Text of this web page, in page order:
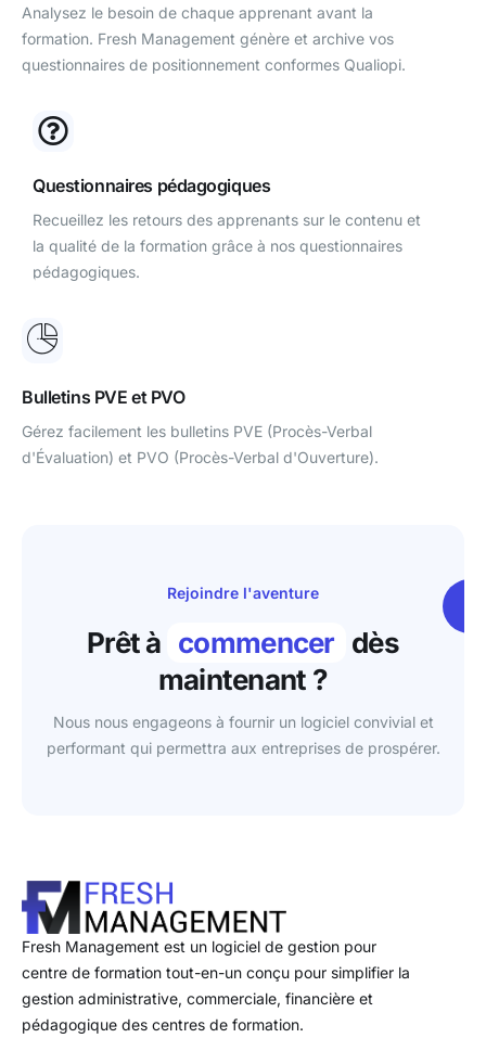
Analysez le besoin de chaque apprenant avant la
formation. Fresh Management génère et archive vos
questionnaires de positionnement conformes Qualiopi.
Questionnaires pédagogiques
Recueillez les retours des apprenants sur le contenu et
la qualité de la formation grâce à nos questionnaires
pédagogiques.
Bulletins PVE et PVO
Gérez facilement les bulletins PVE (Procès-Verbal
d'Évaluation) et PVO (Procès-Verbal d'Ouverture).
Rejoindre l'aventure
Prêt à commencer dès
maintenant ?
Nous nous engageons à fournir un logiciel convivial et
performant qui permettra aux entreprises de prospérer.
Fresh Management est un logiciel de gestion pour
centre de formation tout-en-un conçu pour simplifier la
gestion administrative, commerciale, financière et
pédagogique des centres de formation.